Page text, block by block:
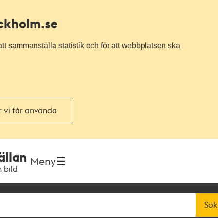
sammanställa statistik och för att webbplatsen ska
vi får använda
bild
Meny
Sök